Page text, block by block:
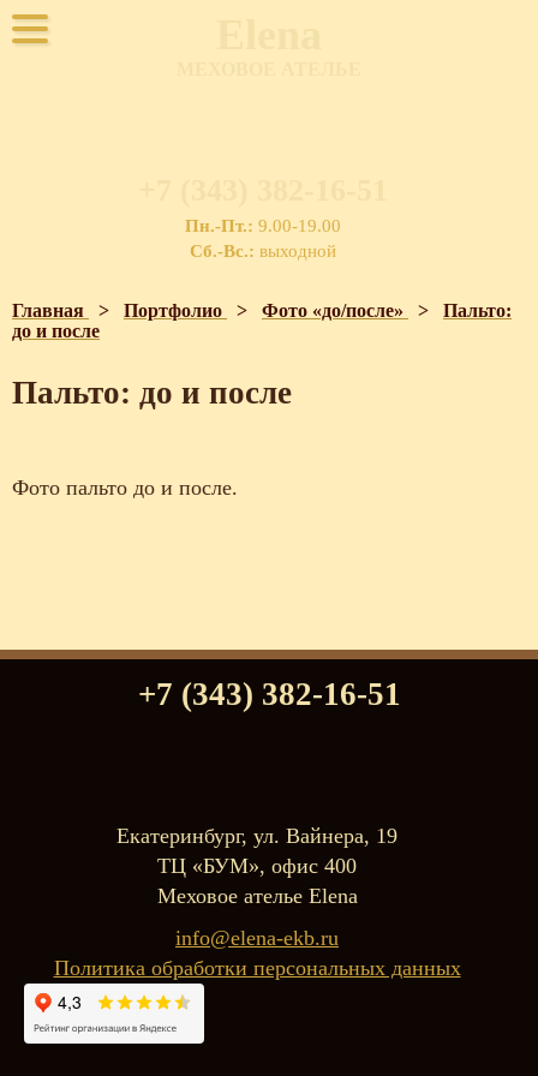
Пн.-Пт.: 9.00-19.00
Сб.-Вс.: выходной
Главная > Портфолио > Фото «до/после» > Пальто:
до и после
Пальто: до и после
Фото пальто до и после.
+7 (343) 382-16-51
Екатеринбург, ул. Вайнера, 19
ТЦ «БУМ», офис 400
Меховое ателье Elena
info@elena-ekb.ru
Политика обработки персональных данных